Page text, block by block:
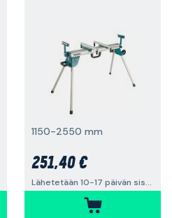
1150-2550 mm
251,40 €
Lähetetään 10-17 päivän sisällä